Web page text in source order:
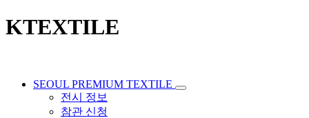
KTEXTILE
SEOUL PREMIUM TEXTILE
전시 정보
참관 신청